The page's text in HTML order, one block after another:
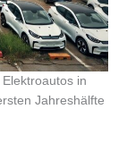
in
Jahreshälfte